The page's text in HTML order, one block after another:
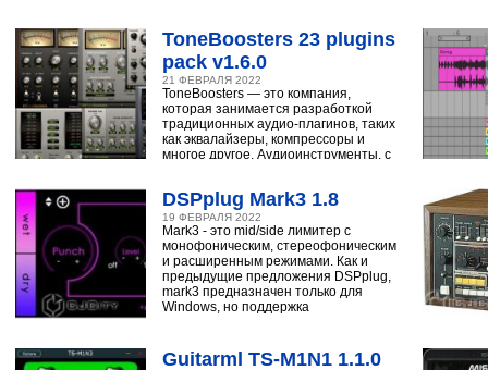
ToneBoosters 23 plugins
pack v1.6.0
21 ФЕВРАЛЯ 2022
ToneBoosters — это компания,
которая занимается разработкой
традиционных аудио-плагинов, таких
как эквалайзеры, компрессоры и
многое другое. Аудиоинструменты, с
DSPplug Mark3 1.8
19 ФЕВРАЛЯ 2022
Mark3 - это mid/side лимитер с
монофоническим, стереофоническим
и расширенным режимами. Как и
предыдущие предложения DSPplug,
mark3 предназначен только для
Windows, но поддержка
Guitarml TS-M1N1 1.1.0